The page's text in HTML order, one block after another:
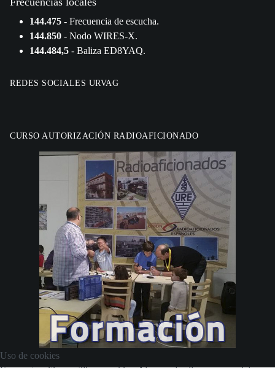
144.475 - Frecuencia de escucha.
144.850 - Nodo WIRES-X.
144.484,5 - Baliza ED8YAQ.
REDES SOCIALES URVAG
CURSO AUTORIZACIÓN RADIOAFICIONADO
Uso de cookies